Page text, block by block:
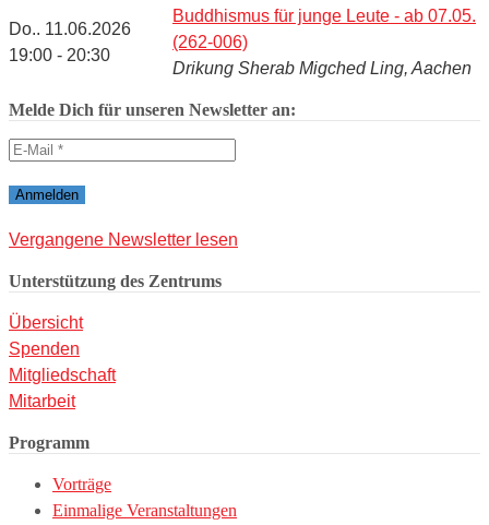
Do.. 11.06.2026
19:00 - 20:30
Buddhismus für junge Leute - ab 07.05.
(262-006)
Drikung Sherab Migched Ling, Aachen
Melde Dich für unseren Newsletter an:
Vergangene Newsletter lesen
Unterstützung des Zentrums
Übersicht
Spenden
Mitgliedschaft
Mitarbeit
Programm
Vorträge
Einmalige Veranstaltungen